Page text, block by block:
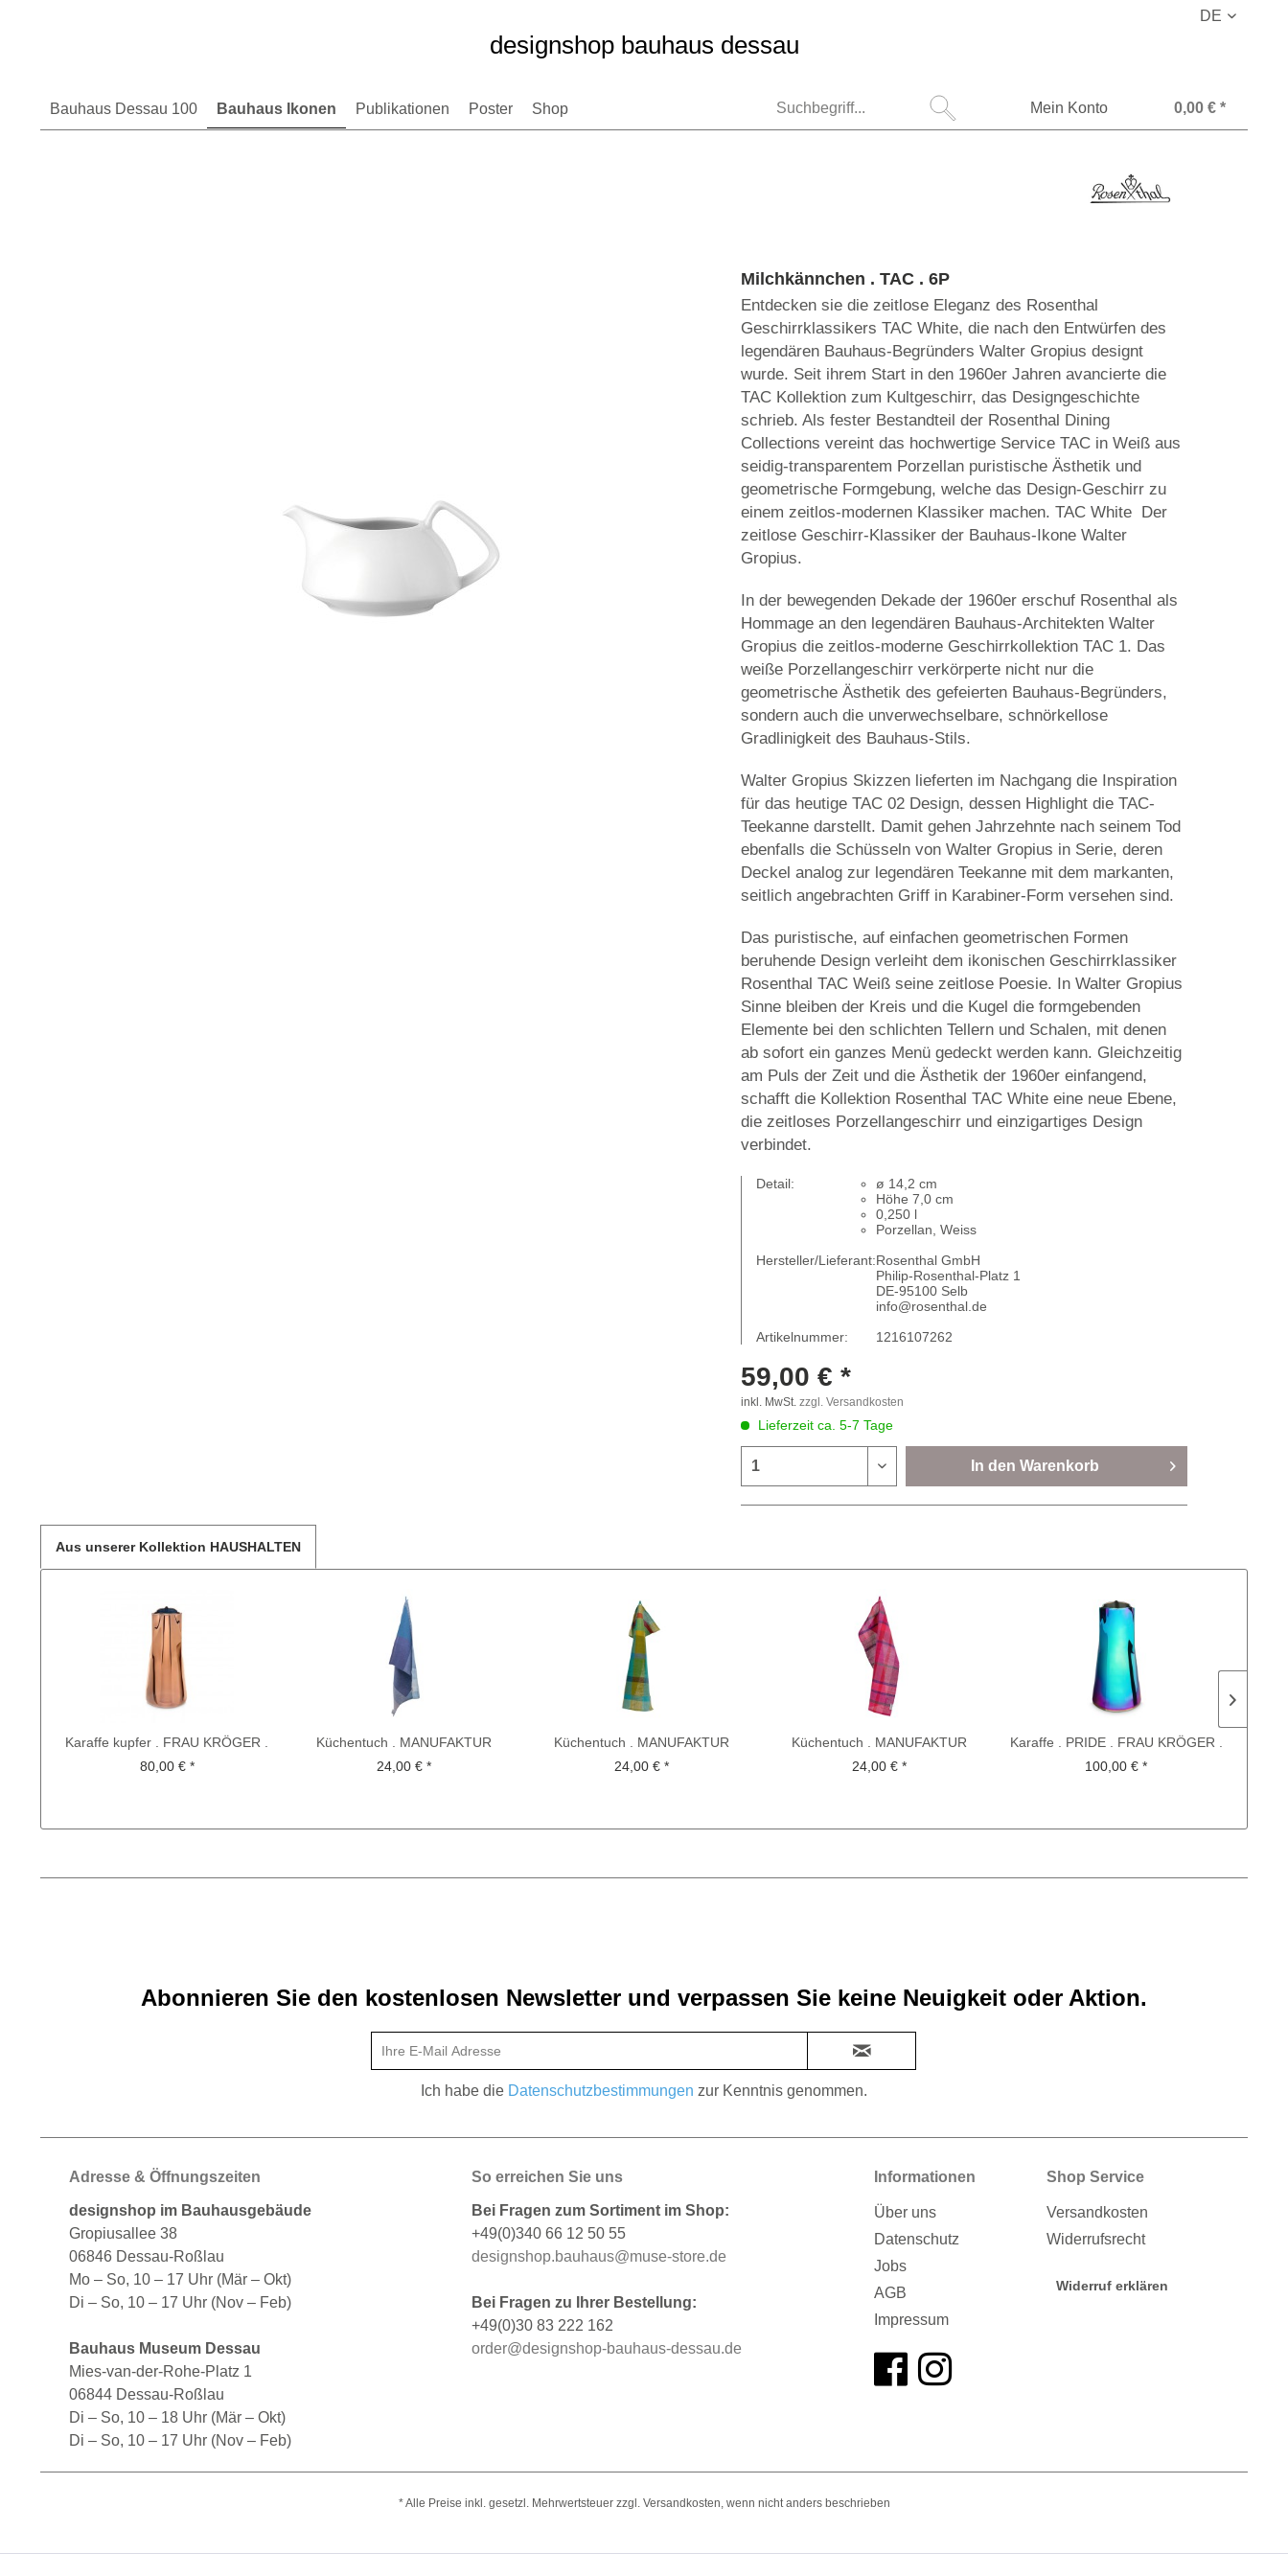
DE
designshop bauhaus dessau
Bauhaus Dessau 100 Bauhaus Ikonen Publikationen Poster Shop Mein Konto 0,00 € *
Milchkännchen . TAC . 6P
Entdecken sie die zeitlose Eleganz des Rosenthal
Geschirrklassikers TAC White, die nach den Entwürfen des
legendären Bauhaus-Begründers Walter Gropius designt
wurde. Seit ihrem Start in den 1960er Jahren avancierte die
TAC Kollektion zum Kultgeschirr, das Designgeschichte
schrieb. Als fester Bestandteil der Rosenthal Dining
Collections vereint das hochwertige Service TAC in Weiß aus
seidig-transparentem Porzellan puristische Ästhetik und
geometrische Formgebung, welche das Design-Geschirr zu
einem zeitlos-modernen Klassiker machen. TAC White  Der
zeitlose Geschirr-Klassiker der Bauhaus-Ikone Walter
Gropius.
In der bewegenden Dekade der 1960er erschuf Rosenthal als
Hommage an den legendären Bauhaus-Architekten Walter
Gropius die zeitlos-moderne Geschirrkollektion TAC 1. Das
weiße Porzellangeschirr verkörperte nicht nur die
geometrische Ästhetik des gefeierten Bauhaus-Begründers,
sondern auch die unverwechselbare, schnörkellose
Gradlinigkeit des Bauhaus-Stils.
Walter Gropius Skizzen lieferten im Nachgang die Inspiration
für das heutige TAC 02 Design, dessen Highlight die TAC-
Teekanne darstellt. Damit gehen Jahrzehnte nach seinem Tod
ebenfalls die Schüsseln von Walter Gropius in Serie, deren
Deckel analog zur legendären Teekanne mit dem markanten,
seitlich angebrachten Griff in Karabiner-Form versehen sind.
Das puristische, auf einfachen geometrischen Formen
beruhende Design verleiht dem ikonischen Geschirrklassiker
Rosenthal TAC Weiß seine zeitlose Poesie. In Walter Gropius
Sinne bleiben der Kreis und die Kugel die formgebenden
Elemente bei den schlichten Tellern und Schalen, mit denen
ab sofort ein ganzes Menü gedeckt werden kann. Gleichzeitig
am Puls der Zeit und die Ästhetik der 1960er einfangend,
schafft die Kollektion Rosenthal TAC White eine neue Ebene,
die zeitloses Porzellangeschirr und einzigartiges Design
verbindet.
Detail:
ø 14,2 cm
Höhe 7,0 cm
0,250 l
Porzellan, Weiss
Hersteller/Lieferant:Rosenthal GmbH
Philip-Rosenthal-Platz 1
DE-95100 Selb
info@rosenthal.de
Artikelnummer:
1216107262
59,00 € *
inkl. MwSt. zzgl. Versandkosten
Lieferzeit ca. 5-7 Tage
In den Warenkorb
Aus unserer Kollektion HAUSHALTEN
Karaffe kupfer . FRAU KRÖGER .
CHRISTIAN METZNER
80,00 € *
Küchentuch . MANUFAKTUR
BETHEL . KOCH-OTTE . Blau
24,00 € *
Küchentuch . MANUFAKTUR
BETHEL . KOCH-OTTE . Grün
24,00 € *
Küchentuch . MANUFAKTUR
BETHEL . KOCH-OTTE . Rot
24,00 € *
Karaffe . PRIDE . FRAU KRÖGER .
CHRISTIAN METZNER
100,00 € *
Abonnieren Sie den kostenlosen Newsletter und verpassen Sie keine Neuigkeit oder Aktion.
Ich habe die Datenschutzbestimmungen zur Kenntnis genommen.
Adresse & Öffnungszeiten
designshop im Bauhausgebäude
Gropiusallee 38
06846 Dessau-Roßlau
Mo – So, 10 – 17 Uhr (Mär – Okt)
Di – So, 10 – 17 Uhr (Nov – Feb)
Bauhaus Museum Dessau
Mies-van-der-Rohe-Platz 1
06844 Dessau-Roßlau
Di – So, 10 – 18 Uhr (Mär – Okt)
Di – So, 10 – 17 Uhr (Nov – Feb)
So erreichen Sie uns
Bei Fragen zum Sortiment im Shop:
+49(0)340 66 12 50 55
designshop.bauhaus@muse-store.de
Bei Fragen zu Ihrer Bestellung:
+49(0)30 83 222 162
order@designshop-bauhaus-dessau.de
Informationen
Über uns
Datenschutz
Jobs
AGB
Impressum
Shop Service
Versandkosten
Widerrufsrecht
Widerruf erklären
* Alle Preise inkl. gesetzl. Mehrwertsteuer zzgl. Versandkosten, wenn nicht anders beschrieben